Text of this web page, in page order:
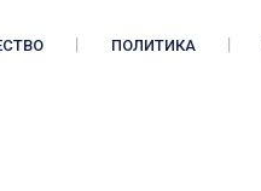
ПОЛИТИКА